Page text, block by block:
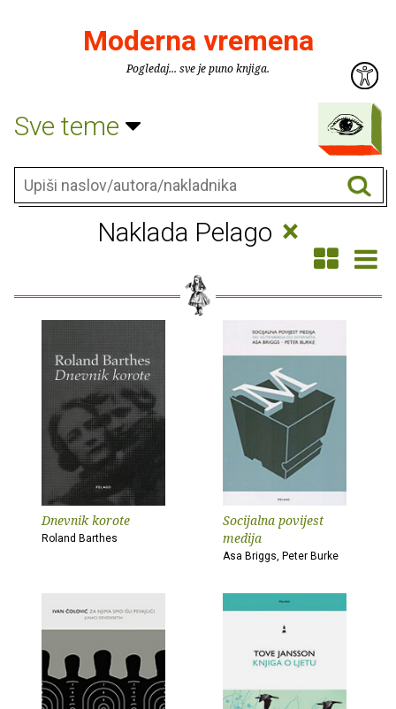
Moderna vremena
Pogledaj... sve je puno knjiga.
Sve teme
Naklada Pelago ×
Dnevnik korote
Roland Barthes
Socijalna povijest
medija
Asa Briggs, Peter Burke